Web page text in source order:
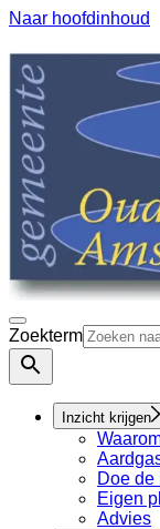
Naar hoofdinhoud
Zoekterm
Inzicht krijgen
Doe de
Eigen
Advies